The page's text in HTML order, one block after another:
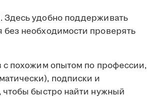
Здесь удобно поддерживать
необходимости проверять
с похожим опытом по профессии,
подписки и
быстро найти нужный